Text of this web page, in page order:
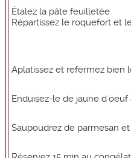
Étalez la pâte feuilletée
Répartissez le roquefort et
Aplatissez et refermez bien
Enduisez-le de jaune
Saupoudrez de parmesan